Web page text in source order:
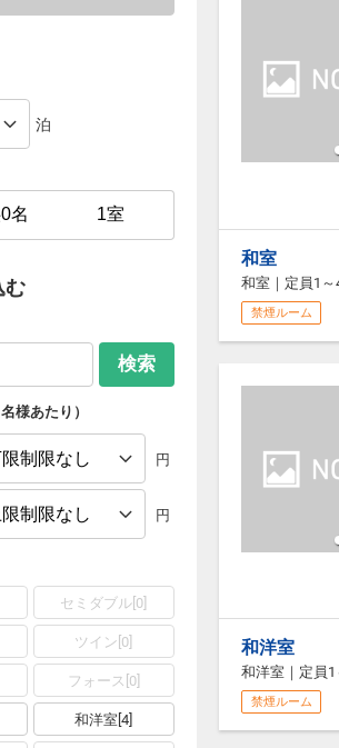
泊
む
検索
名様あたり）
円
円
セミダブル[0]
ツイン[0]
フォース[0]
和洋室[4]
和室
和室 ｜ 定員1～
禁煙ルーム
和洋室
和洋室 ｜ 定員1
禁煙ルーム